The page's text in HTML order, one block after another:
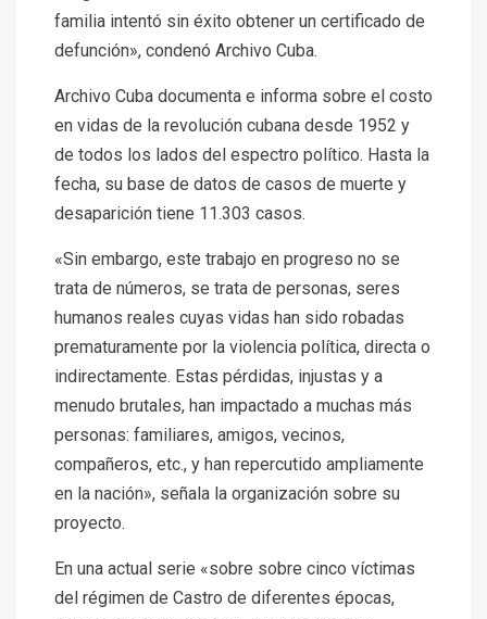
familia intentó sin éxito obtener un certificado de
defunción», condenó Archivo Cuba.
Archivo Cuba documenta e informa sobre el costo
en vidas de la revolución cubana desde 1952 y
de todos los lados del espectro político. Hasta la
fecha, su base de datos de casos de muerte y
desaparición tiene 11.303 casos.
«Sin embargo, este trabajo en progreso no se
trata de números, se trata de personas, seres
humanos reales cuyas vidas han sido robadas
prematuramente por la violencia política, directa o
indirectamente. Estas pérdidas, injustas y a
menudo brutales, han impactado a muchas más
personas: familiares, amigos, vecinos,
compañeros, etc., y han repercutido ampliamente
en la nación», señala la organización sobre su
proyecto.
En una actual serie «sobre sobre cinco víctimas
del régimen de Castro de diferentes épocas,